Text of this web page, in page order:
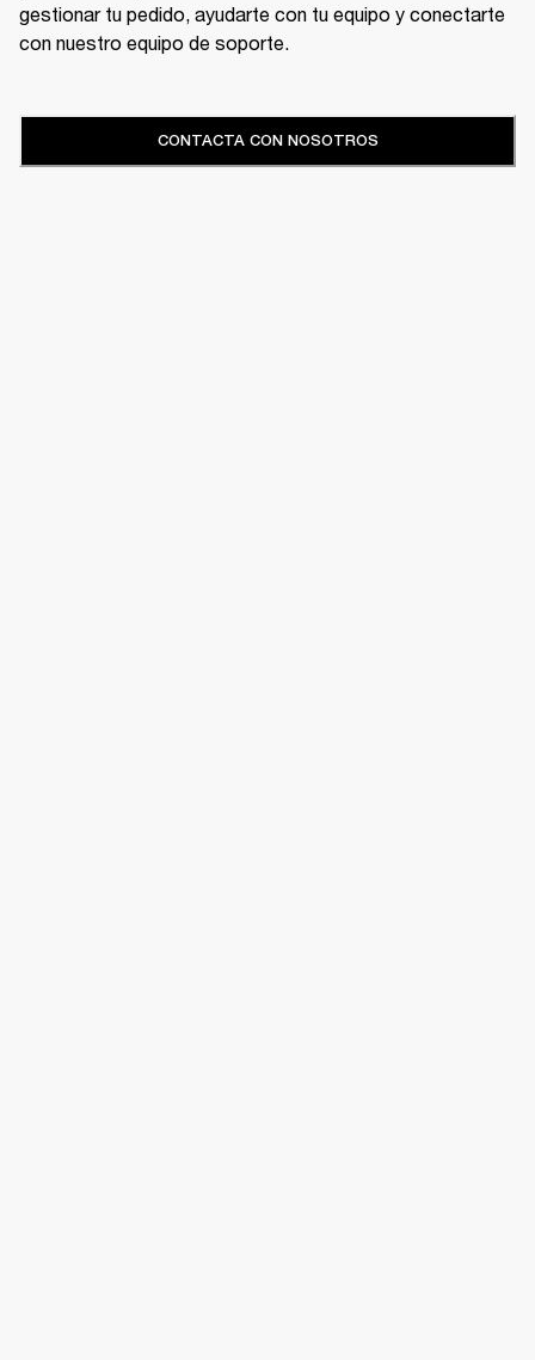
gestionar tu pedido, ayudarte con tu equipo y conectarte
con nuestro equipo de soporte.
CONTACTA CON NOSOTROS